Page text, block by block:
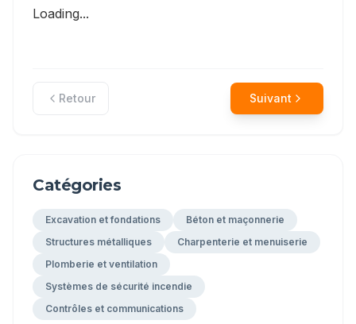
Loading...
Retour Suivant
Catégories
Excavation et fondations
Béton et maçonnerie
Structures métalliques
Charpenterie et menuiserie
Plomberie et ventilation
Systèmes de sécurité incendie
Contrôles et communications